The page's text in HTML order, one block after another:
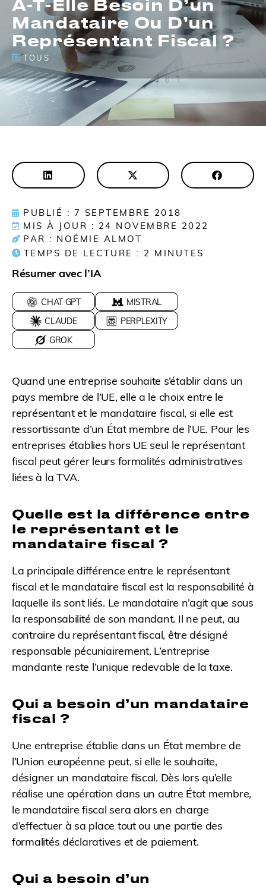
A-T-Elle Besoin D’un
Mandataire Ou D’un
Représentant Fiscal ?
TOUS
PUBLIÉ : 7 SEPTEMBRE 2018
MIS À JOUR : 24 NOVEMBRE 2022
PAR : NOÉMIE ALMOT
TEMPS DE LECTURE : 2 MINUTES
Résumer avec l’IA
CHAT GPT
MISTRAL
CLAUDE
PERPLEXITY
GROK
Quand une entreprise souhaite s’établir dans un
pays membre de l’UE, elle a le choix entre le
représentant et le mandataire fiscal, si elle est
ressortissante d’un État membre de l’UE. Pour les
entreprises établies hors UE seul le représentant
fiscal peut gérer leurs formalités administratives
liées à la TVA.
Quelle est la différence entre
le représentant et le
mandataire fiscal ?
La principale différence entre le représentant
fiscal et le mandataire fiscal est la responsabilité à
laquelle ils sont liés. Le mandataire n’agit que sous
la responsabilité de son mandant. Il ne peut, au
contraire du représentant fiscal, être désigné
responsable pécuniairement. L’entreprise
mandante reste l’unique redevable de la taxe.
Qui a besoin d’un mandataire
fiscal ?
Une entreprise établie dans un État membre de
l’Union européenne peut, si elle le souhaite,
désigner un mandataire fiscal. Dès lors qu’elle
réalise une opération dans un autre État membre,
le mandataire fiscal sera alors en charge
d’effectuer à sa place tout ou une partie des
formalités déclaratives et de paiement.
Qui a besoin d’un